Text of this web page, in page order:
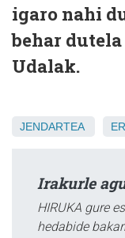
igaro nahi
behar
Udalak.
JENDARTEA
Irakurle
HIRUKA gure
hedabide